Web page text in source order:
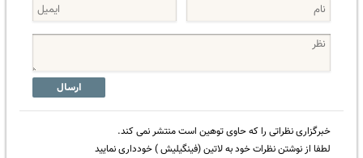
ارسال
خبرگزاری نظراتی را که حاوی توهین است منتشر نمی کند.
لطفا از نوشتن نظرات خود به لاتین (فینگیلیش ) خودداری نمایید